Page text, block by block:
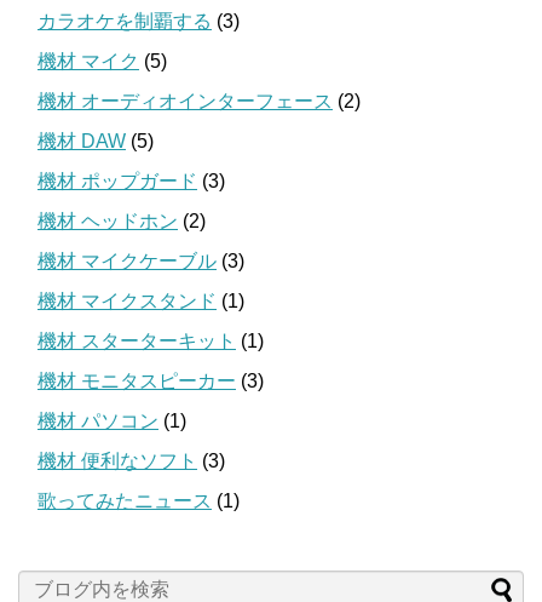
カラオケを制覇する (3)
機材 マイク (5)
機材 オーディオインターフェース (2)
機材 DAW (5)
機材 ポップガード (3)
機材 ヘッドホン (2)
機材 マイクケーブル (3)
機材 マイクスタンド (1)
機材 スターターキット (1)
機材 モニタスピーカー (3)
機材 パソコン (1)
機材 便利なソフト (3)
歌ってみたニュース (1)